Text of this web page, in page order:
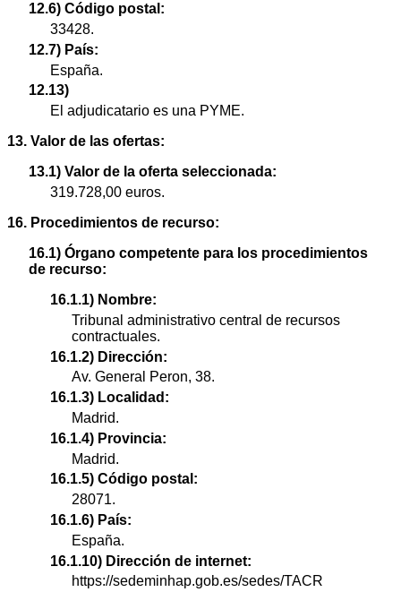
12.6) Código postal:
33428.
12.7) País:
España.
12.13)
El adjudicatario es una PYME.
13. Valor de las ofertas:
13.1) Valor de la oferta seleccionada:
319.728,00 euros.
16. Procedimientos de recurso:
16.1) Órgano competente para los procedimientos
de recurso:
16.1.1) Nombre:
Tribunal administrativo central de recursos
contractuales.
16.1.2) Dirección:
Av. General Peron, 38.
16.1.3) Localidad:
Madrid.
16.1.4) Provincia:
Madrid.
16.1.5) Código postal:
28071.
16.1.6) País:
España.
16.1.10) Dirección de internet:
https://sedeminhap.gob.es/sedes/TACR